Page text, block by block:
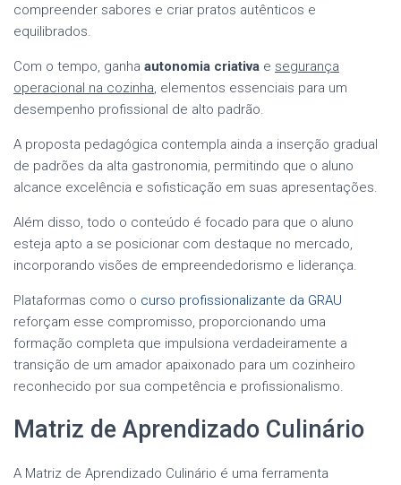
compreender sabores e criar pratos autênticos e
equilibrados.
Com o tempo, ganha autonomia criativa e segurança
operacional na cozinha, elementos essenciais para um
desempenho profissional de alto padrão.
A proposta pedagógica contempla ainda a inserção gradual
de padrões da alta gastronomia, permitindo que o aluno
alcance excelência e sofisticação em suas apresentações.
Além disso, todo o conteúdo é focado para que o aluno
esteja apto a se posicionar com destaque no mercado,
incorporando visões de empreendedorismo e liderança.
Plataformas como o curso profissionalizante da GRAU
reforçam esse compromisso, proporcionando uma
formação completa que impulsiona verdadeiramente a
transição de um amador apaixonado para um cozinheiro
reconhecido por sua competência e profissionalismo.
Matriz de Aprendizado Culinário
A Matriz de Aprendizado Culinário é uma ferramenta